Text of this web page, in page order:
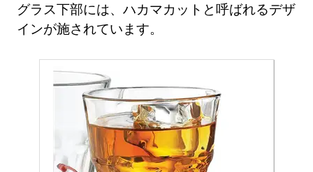
グラス下部には、ハカマカットと呼ばれるデザ
インが施されています。